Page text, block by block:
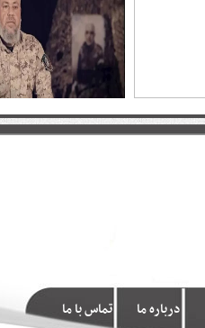
درباره ما تماس با ما